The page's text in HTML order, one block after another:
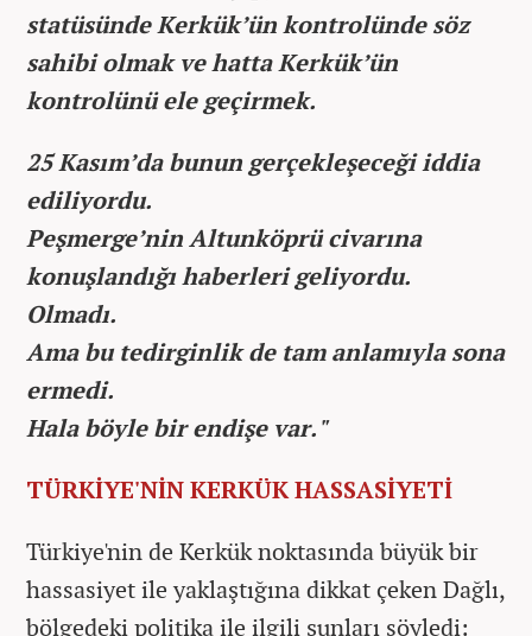
statüsünde Kerkük’ün kontrolünde söz
sahibi olmak ve hatta Kerkük’ün
kontrolünü ele geçirmek.
25 Kasım’da bunun gerçekleşeceği iddia
ediliyordu.
Peşmerge’nin Altunköprü civarına
konuşlandığı haberleri geliyordu.
Olmadı.
Ama bu tedirginlik de tam anlamıyla sona
ermedi.
Hala böyle bir endişe var."
TÜRKİYE'NİN KERKÜK HASSASİYETİ
Türkiye'nin de Kerkük noktasında büyük bir
hassasiyet ile yaklaştığına dikkat çeken Dağlı,
bölgedeki politika ile ilgili şunları söyledi: